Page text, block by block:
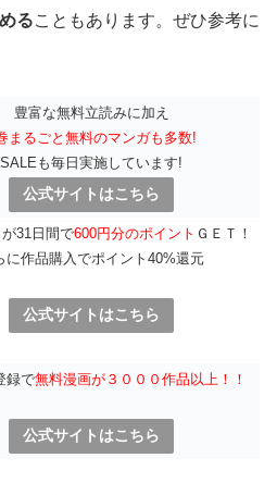
ることもあります。ぜひ参考に
豊富な無料立読みに加え
まるごと無料のマンガも多数!
SALEも毎日実施しています!
公式サイトはこちら
31日間で600円分のポイント ＧＥＴ！
に作品購入でポイント40%還元
公式サイトはこちら
録で無料漫画が３０００作品以上！！
公式サイトはこちら